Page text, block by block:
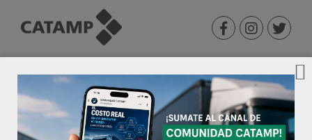
©2026 CATAMP®. Todos los derechos reservados